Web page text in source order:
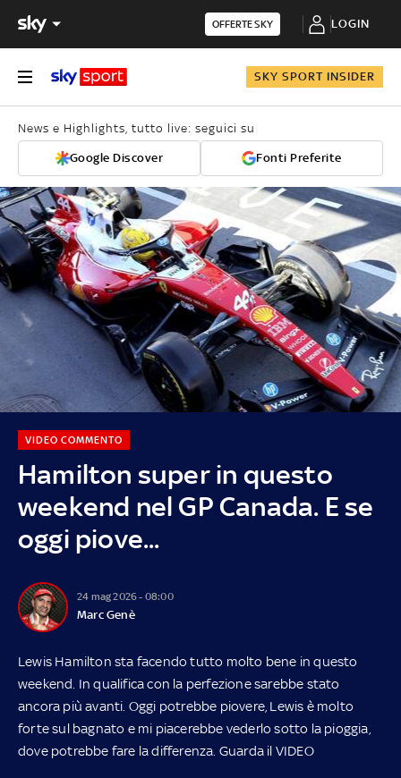
OFFERTE SKY LOGIN
SKY SPORT INSIDER
News e Highlights, tutto live: seguici su
Google Discover Fonti Preferite
Hamilton super in questo
weekend nel GP Canada. E se
oggi piove...
VIDEO COMMENTO
24 mag 2026 - 08:00
Marc Genè
Lewis Hamilton sta facendo tutto molto bene in questo
weekend. In qualifica con la perfezione sarebbe stato
ancora più avanti. Oggi potrebbe piovere, Lewis è molto
forte sul bagnato e mi piacerebbe vederlo sotto la pioggia,
dove potrebbe fare la differenza. Guarda il VIDEO